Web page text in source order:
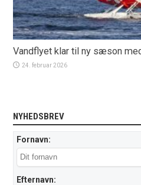
Vandflyet klar til ny sæson
24. februar 2026
NYHEDSBREV
Fornavn:
Efternavn: